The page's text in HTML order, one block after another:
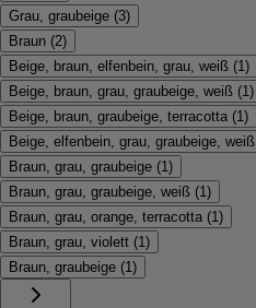
Grau, graubeige (3)
Braun (2)
Beige, braun, elfenbein, grau, weiß (1)
Beige, braun, grau, graubeige, weiß (1)
Beige, braun, graubeige, terracotta (1)
Beige, elfenbein, grau, graubeige, weiß
Braun, grau, graubeige (1)
Braun, grau, graubeige, weiß (1)
Braun, grau, orange, terracotta (1)
Braun, grau, violett (1)
Braun, graubeige (1)